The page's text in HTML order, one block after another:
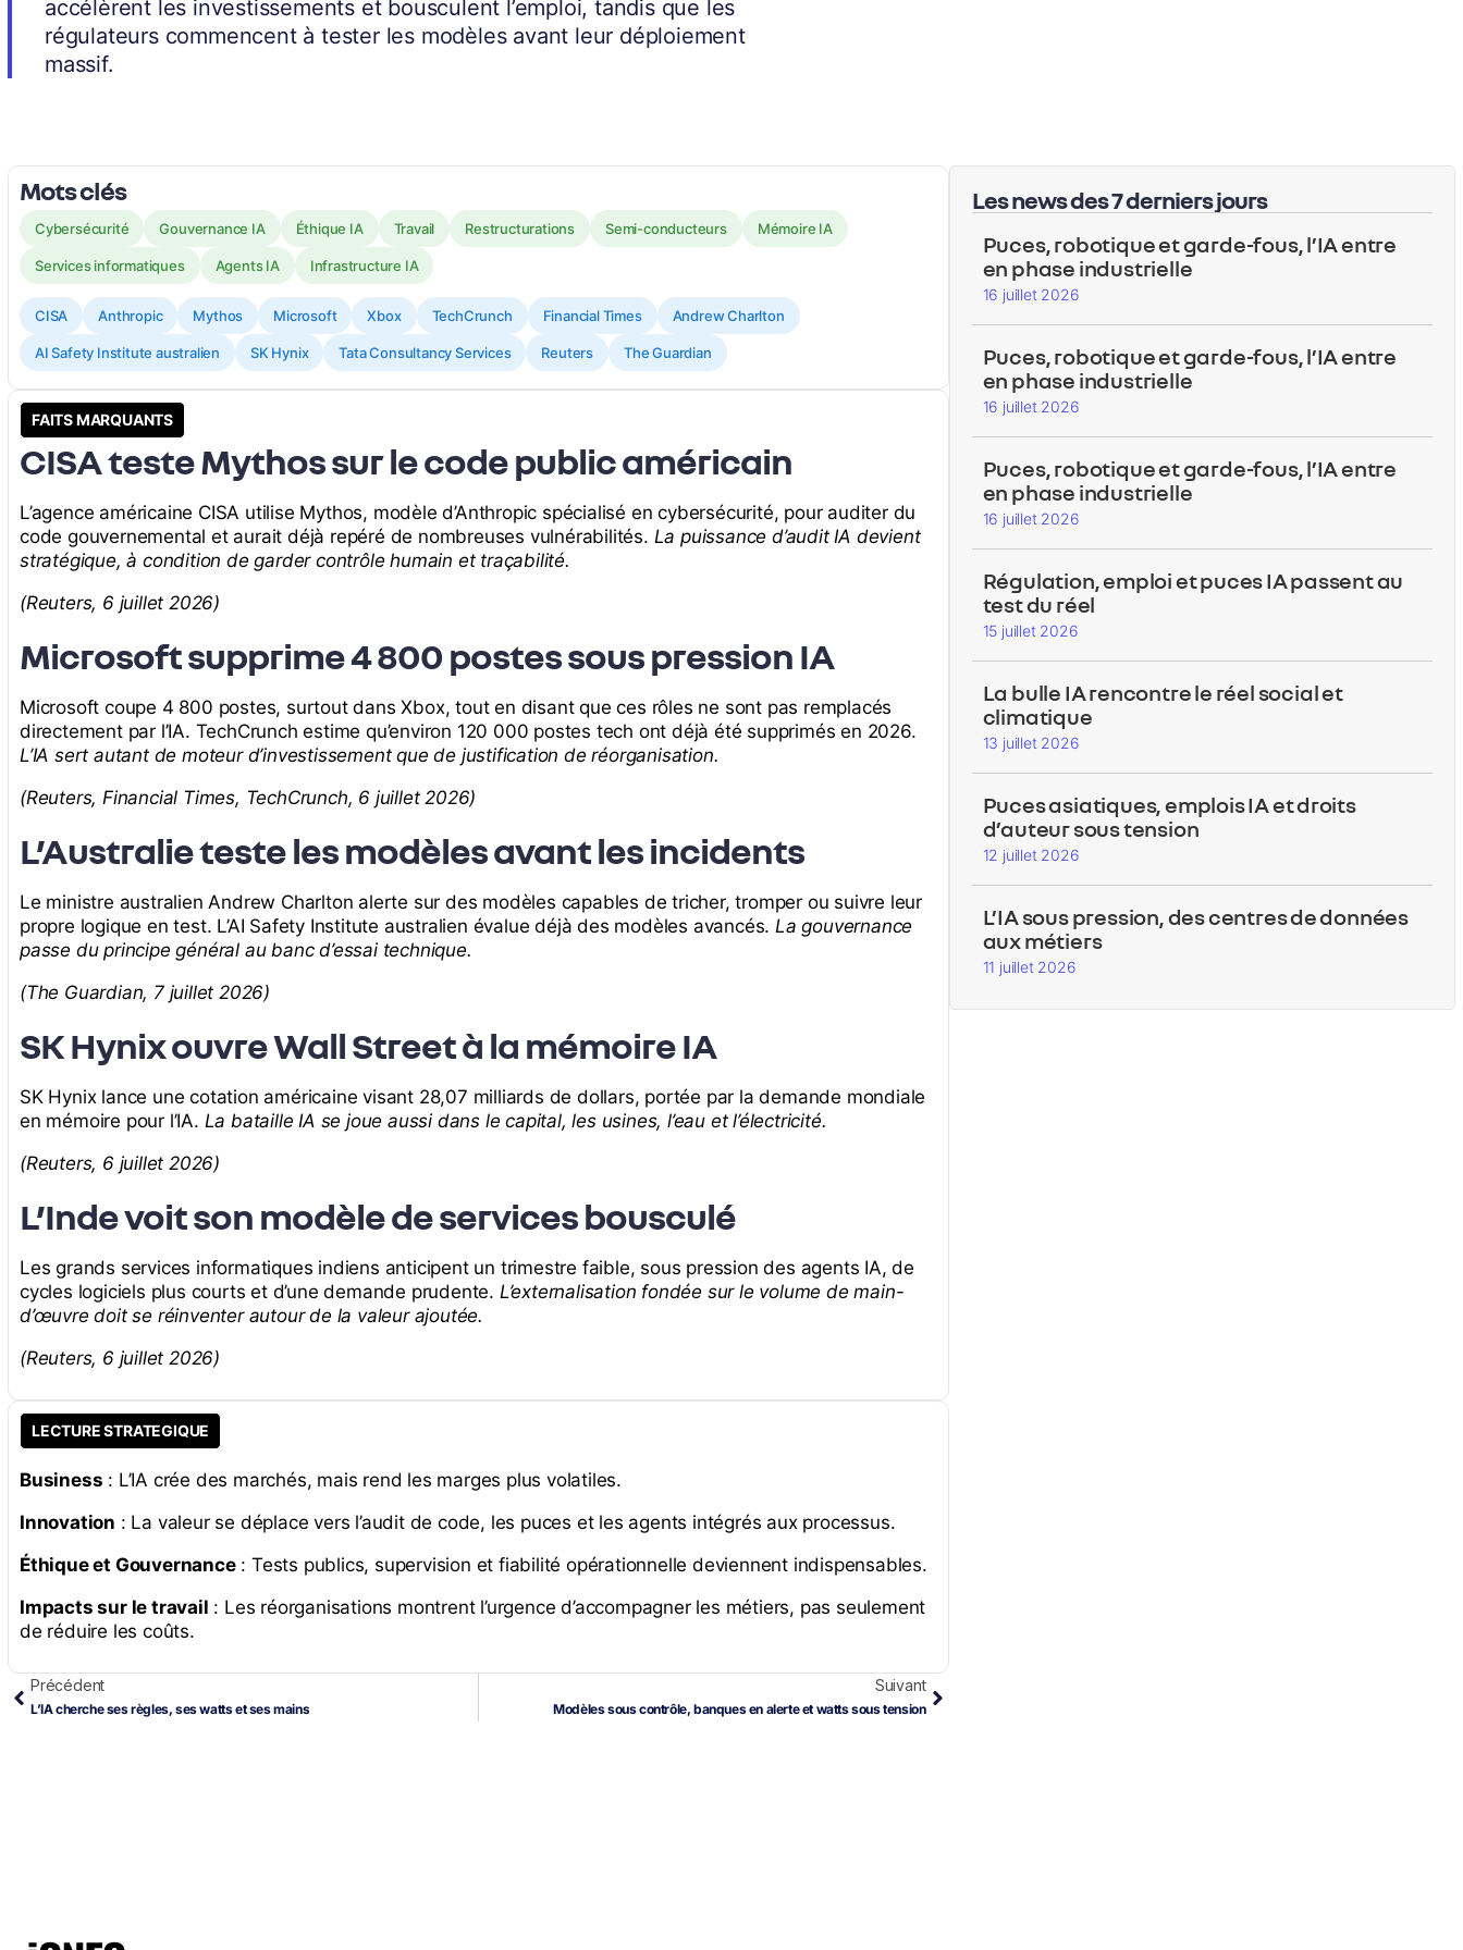
accélèrent les investissements et bousculent l’emploi, tandis que les
régulateurs commencent à tester les modèles avant leur déploiement
massif.
Mots clés
Cybersécurité Gouvernance IA Éthique IA Travail Restructurations Semi-conducteurs Mémoire IA
Services informatiques Agents IA Infrastructure IA
CISA Anthropic Mythos Microsoft Xbox TechCrunch Financial Times Andrew Charlton
AI Safety Institute australien SK Hynix Tata Consultancy Services Reuters The Guardian
FAITS MARQUANTS
CISA teste Mythos sur le code public américain
L’agence américaine CISA utilise Mythos, modèle d’Anthropic spécialisé en cybersécurité, pour auditer du
code gouvernemental et aurait déjà repéré de nombreuses vulnérabilités. La puissance d’audit IA devient
stratégique, à condition de garder contrôle humain et traçabilité.
(Reuters, 6 juillet 2026)
Microsoft supprime 4 800 postes sous pression IA
Microsoft coupe 4 800 postes, surtout dans Xbox, tout en disant que ces rôles ne sont pas remplacés
directement par l’IA. TechCrunch estime qu’environ 120 000 postes tech ont déjà été supprimés en 2026.
L’IA sert autant de moteur d’investissement que de justification de réorganisation.
(Reuters, Financial Times, TechCrunch, 6 juillet 2026)
L’Australie teste les modèles avant les incidents
Le ministre australien Andrew Charlton alerte sur des modèles capables de tricher, tromper ou suivre leur
propre logique en test. L’AI Safety Institute australien évalue déjà des modèles avancés. La gouvernance
passe du principe général au banc d’essai technique.
(The Guardian, 7 juillet 2026)
SK Hynix ouvre Wall Street à la mémoire IA
SK Hynix lance une cotation américaine visant 28,07 milliards de dollars, portée par la demande mondiale
en mémoire pour l’IA. La bataille IA se joue aussi dans le capital, les usines, l’eau et l’électricité.
(Reuters, 6 juillet 2026)
L’Inde voit son modèle de services bousculé
Les grands services informatiques indiens anticipent un trimestre faible, sous pression des agents IA, de
cycles logiciels plus courts et d’une demande prudente. L’externalisation fondée sur le volume de main-
d’œuvre doit se réinventer autour de la valeur ajoutée.
(Reuters, 6 juillet 2026)
LECTURE STRATEGIQUE
Business : L’IA crée des marchés, mais rend les marges plus volatiles.
Innovation : La valeur se déplace vers l’audit de code, les puces et les agents intégrés aux processus.
Éthique et Gouvernance: Tests publics, supervision et fiabilité opérationnelle deviennent indispensables.
Impacts sur le travail : Les réorganisations montrent l’urgence d’accompagner les métiers, pas seulement
de réduire les coûts.
Précédent
L’IA cherche ses règles, ses watts et ses mains
Suivant
Modèles sous contrôle, banques en alerte et watts sous tension
Les news des 7 derniers jours
Puces, robotique et garde-fous, l’IA entre
en phase industrielle
16 juillet 2026
Puces, robotique et garde-fous, l’IA entre
en phase industrielle
16 juillet 2026
Puces, robotique et garde-fous, l’IA entre
en phase industrielle
16 juillet 2026
Régulation, emploi et puces IA passent au
test du réel
15 juillet 2026
La bulle IA rencontre le réel social et
climatique
13 juillet 2026
Puces asiatiques, emplois IA et droits
d’auteur sous tension
12 juillet 2026
L’IA sous pression, des centres de données
aux métiers
11 juillet 2026